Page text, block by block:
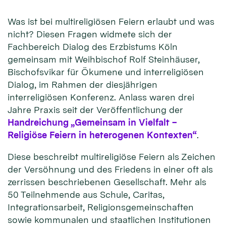
Was ist bei multireligiösen Feiern erlaubt und was
nicht? Diesen Fragen widmete sich der
Fachbereich Dialog des Erzbistums Köln
gemeinsam mit Weihbischof Rolf Steinhäuser,
Bischofsvikar für Ökumene und interreligiösen
Dialog, im Rahmen der diesjährigen
interreligiösen Konferenz. Anlass waren drei
Jahre Praxis seit der Veröffentlichung der
Handreichung „Gemeinsam in Vielfalt –
Religiöse Feiern in heterogenen Kontexten“.
Diese beschreibt multireligiöse Feiern als Zeichen
der Versöhnung und des Friedens in einer oft als
zerrissen beschriebenen Gesellschaft. Mehr als
50 Teilnehmende aus Schule, Caritas,
Integrationsarbeit, Religionsgemeinschaften
sowie kommunalen und staatlichen Institutionen